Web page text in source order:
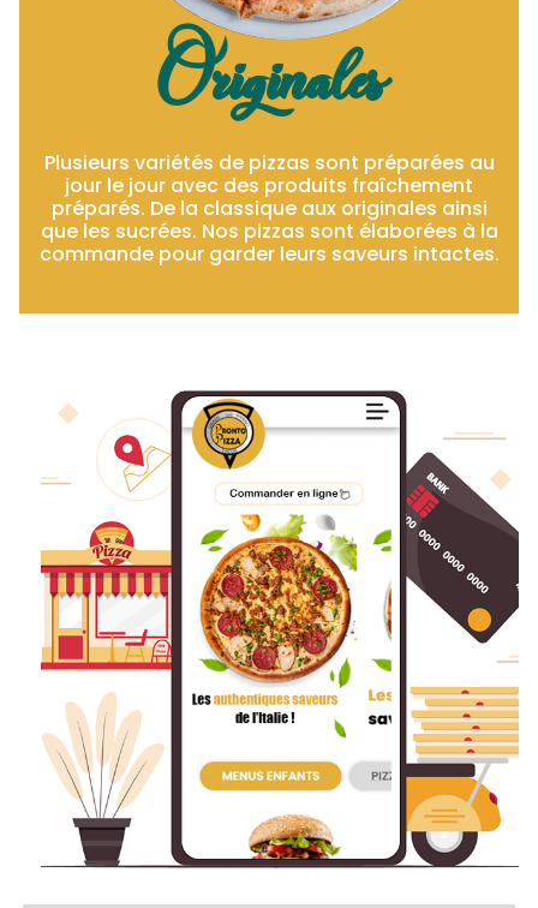
Originales
Plusieurs variétés de pizzas sont préparées au
jour le jour avec des produits fraîchement
préparés. De la classique aux originales ainsi
que les sucrées. Nos pizzas sont élaborées à la
commande pour garder leurs saveurs intactes.